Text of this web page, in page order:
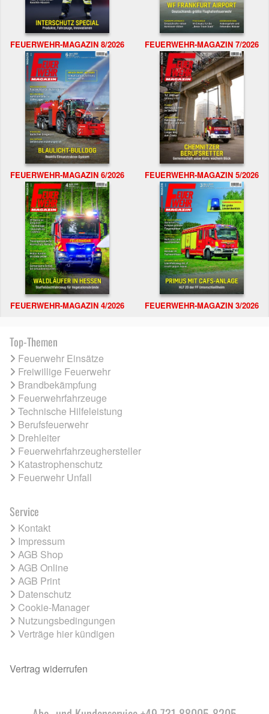
FEUERWEHR-MAGAZIN 8/2026 FEUERWEHR-MAGAZIN 7/2026
FEUERWEHR-MAGAZIN 6/2026 FEUERWEHR-MAGAZIN 5/2026
FEUERWEHR-MAGAZIN 4/2026 FEUERWEHR-MAGAZIN 3/2026
Top-Themen
Feuerwehr Einsätze
Freiwillige Feuerwehr
Brandbekämpfung
Feuerwehrfahrzeuge
Technische Hilfeleistung
Berufsfeuerwehr
Drehleiter
Feuerwehrfahrzeughersteller
Katastrophenschutz
Feuerwehr Unfall
Service
Kontakt
Impressum
AGB Shop
AGB Online
AGB Print
Datenschutz
Cookie-Manager
Nutzungsbedingungen
Verträge hier kündigen
Vertrag widerrufen